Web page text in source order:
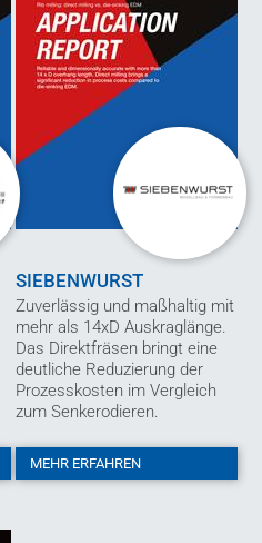
SIEBENWURST
Zuverlässig und maßhaltig mit
mehr als 14xD Auskraglänge.
Das Direktfräsen bringt eine
deutliche Reduzierung der
Prozesskosten im Vergleich
zum Senkerodieren.
MEHR ERFAHREN